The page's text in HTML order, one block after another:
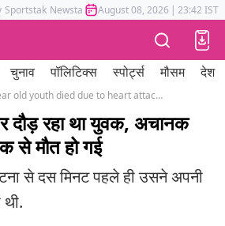
Sportstak Newstak Mumbai Tak Astrotak
August 08, 2026 | 23:42 IST
चुनाव पॉलिटिक्स स्पोर्ट्स मौसम देश
21 year old youth died due to heart attack while running on treadmill in gym ghaziabad video viral
दौड़ रहा था युवक, अचानक
से मौत हो गई
से दस मिनट पहले ही उसने अपनी